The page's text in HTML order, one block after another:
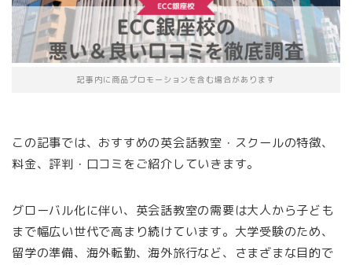
記事内に商品プロモーションを含む場合があります
この記事では、おすすめの英会話教室・スクールの特徴、
料金、評判・口コミをご紹介していきます。
グローバル化に伴い、英会話教室の需要は大人から子ども
まで幅広い世代で高まり続けています。大学受験のため、
留学の準備、海外転勤、海外旅行など、さまざまな目的で